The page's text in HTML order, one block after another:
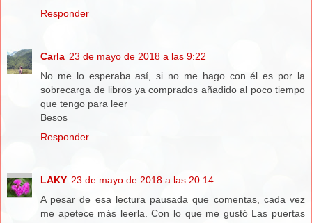
Responder
Carla 23 de mayo de 2018 a las 9:22
No me lo esperaba así, si no me hago con él es por la
sobrecarga de libros ya comprados añadido al poco tiempo
que tengo para leer
Besos
Responder
LAKY 23 de mayo de 2018 a las 20:14
A pesar de esa lectura pausada que comentas, cada vez
me apetece más leerla. Con lo que me gustó Las puertas